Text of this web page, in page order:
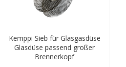
Kemppi Sieb für Glasgasdüse
Glasdüse passend großer
Brennerkopf